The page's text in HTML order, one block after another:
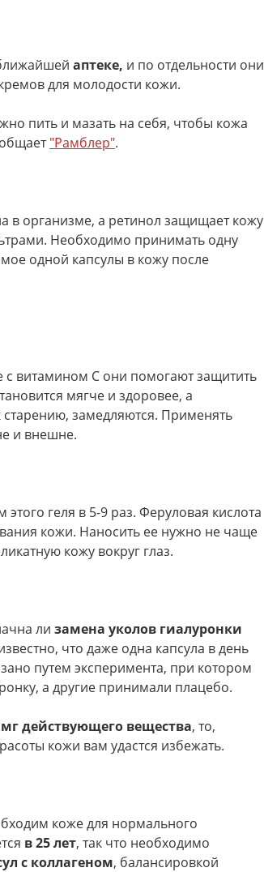
аптеке, и по отдельности они
для молодости кожи.
пить и мазать на себя, чтобы кожа
"Рамблер".
в организме, а ретинол защищает кожу
Необходимо принимать одну
одной капсулы в кожу после
витамином С они помогают защитить
мягче и здоровее, а
замедляются. Применять
и внешне.
геля в 5-9 раз. Феруловая кислота
кожи. Наносить ее нужно не чаще
кожу вокруг глаз.
ли замена уколов гиалуронки
что даже одна капсула в день
путем эксперимента, при котором
а другие принимали плацебо.
мг действующего вещества, то,
кожи вам удастся избежать.
коже для нормального
в 25 лет, так что необходимо
с коллагеном, балансировкой